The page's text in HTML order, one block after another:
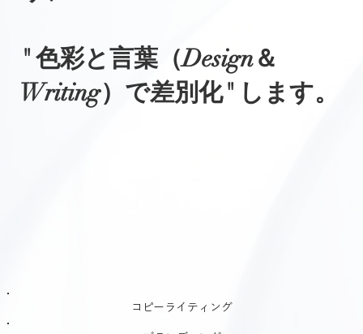
" 色彩と言葉（Design＆
Writing）で差別化" します。
コピーライティング